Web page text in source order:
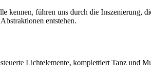
kennen, führen uns durch die
entstehen.
Lichtelemente, komplettiert Tanz und